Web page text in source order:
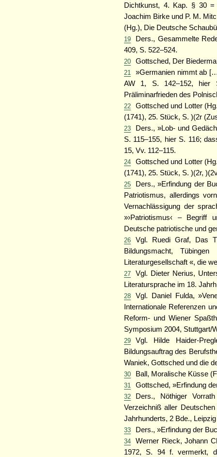
Dichtkunst, 4. Kap. § 30 =
Joachim Birke und P. M.
(Hg.), Die Deutsche
19
Ders., Gesammelte
409, S. 522–524.
20 Gottsched, Der
21
»Germanien nimmt ab
AW 1, S. 142–152, hier
Präliminarfrieden des
22
Gottsched und Lotter
(1741), 25. Stück, S. )(2r
23
Ders., »Lob- und
S. 115–155, hier S. 116;
15, Vv. 112–115.
24
Gottsched und Lotter
(1741), 25. Stück, S. )(2r,
25
Ders., »Erfindung der
Patriotismus, allerdings
Vernachlässigung der
»›Patriotismus‹ – Begriff
Deutsche patriotische und
26
Vgl. Ruedi Graf, Das
Bildungsmacht,
Literaturgesellschaft «, die
27
Vgl. Dieter Nerius,
Literatursprache im 18.
28
Vgl. Daniel Fulda,
Internationale Referenzen
Reform- und Wiener
Symposium 2004, Stuttgart/
29
Vgl. Hilde Haider-
Bildungsauftrag des
Waniek, Gottsched und die
30 Ball, Moralische Küsse
31 Gottsched, »Erfindung
32
Ders., Nöthiger
Verzeichniß aller
Jahrhunderts, 2 Bde.,
33 Ders., »Erfindung der
34
Werner Rieck, Johann
1972, S. 94 f. vermerkt,